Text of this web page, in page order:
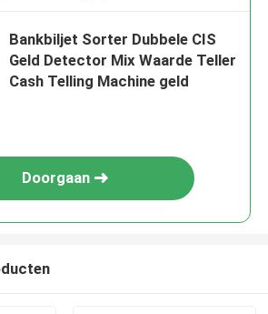
Bankbiljet Sorter Dubbele CIS
Geld Detector Mix Waarde Teller
Cash Telling Machine geld
Doorgaan